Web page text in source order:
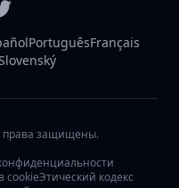
PortuguêsFrançais
права защищены.
cookieЭтический кодекс